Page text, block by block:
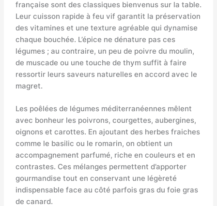
française sont des classiques bienvenus sur la table.
Leur cuisson rapide à feu vif garantit la préservation
des vitamines et une texture agréable qui dynamise
chaque bouchée. L’épice ne dénature pas ces
légumes ; au contraire, un peu de poivre du moulin,
de muscade ou une touche de thym suffit à faire
ressortir leurs saveurs naturelles en accord avec le
magret.
Les poêlées de légumes méditerranéennes mêlent
avec bonheur les poivrons, courgettes, aubergines,
oignons et carottes. En ajoutant des herbes fraiches
comme le basilic ou le romarin, on obtient un
accompagnement parfumé, riche en couleurs et en
contrastes. Ces mélanges permettent d’apporter
gourmandise tout en conservant une légèreté
indispensable face au côté parfois gras du foie gras
de canard.